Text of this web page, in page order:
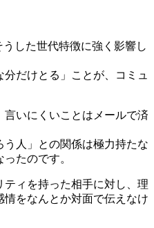
した世代特徴に強く影響し
分だけとる」ことが、コミュ
いにくいことはメールで済
う人」との関係は極力持たな
たのです。
ィを持った相手に対し、理
をなんとか対面で伝えなけ